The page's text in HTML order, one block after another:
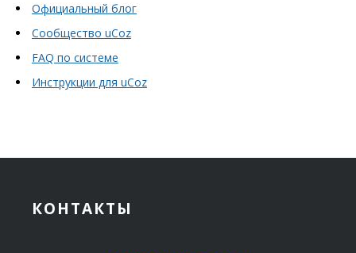
Официальный блог
Сообщество uCoz
FAQ по системе
Инструкции для uCoz
КОНТАКТЫ